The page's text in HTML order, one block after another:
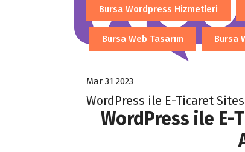
Bursa Wordpress Hizmetleri
Bursa Web Tasarım Bursa
Mar 31 2023
WordPress ile E-Ticaret
WordPress ile E-